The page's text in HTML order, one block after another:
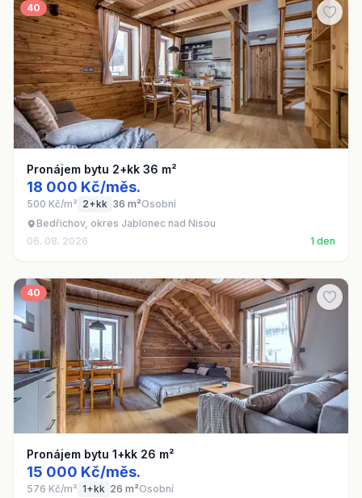
40
Pronájem bytu 2+kk 36 m²
18 000 Kč/měs.
500 Kč/m² 2+kk 36 m²Osobní
Bedřichov, okres Jablonec nad Nisou
06. 08. 2026
1 den
40
Pronájem bytu 1+kk 26 m²
15 000 Kč/měs.
576 Kč/m² 1+kk 26 m²Osobní